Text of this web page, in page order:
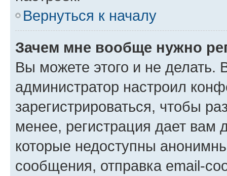
Вернуться к началу
Зачем мне вообще нужно
Вы можете этого и не делать.
администратор настроил
зарегистрироваться, чтобы
менее, регистрация дает вам
которые недоступны
сообщения, отправка email-